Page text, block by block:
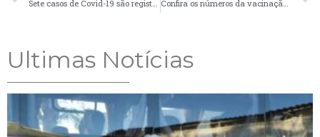
Ultimas Notícias